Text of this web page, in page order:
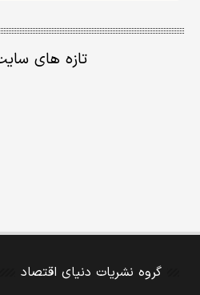
تازه های
گروه نشریات دنیای اقتصاد